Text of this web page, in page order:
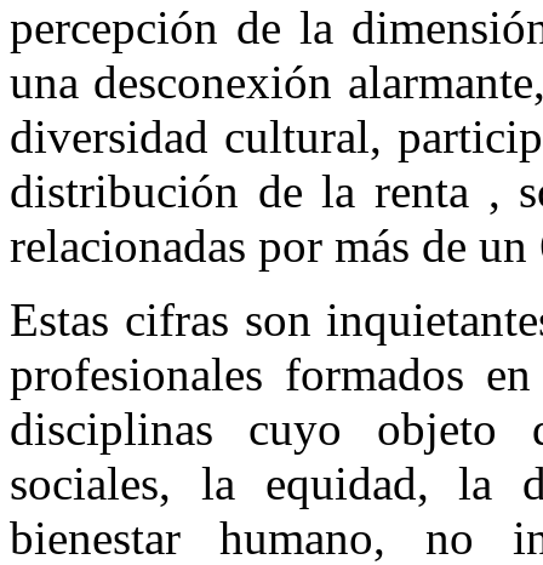
percepción de la
una desconexión
diversidad cultural,
distribución de la renta ,
relacionadas por más de
Estas cifras son
profesionales formados
disciplinas cuyo objeto
sociales, la equidad, la
bienestar humano, no